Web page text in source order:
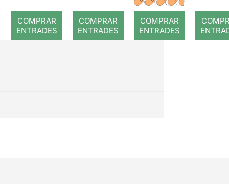
COMPRAR
ENTRADES
COMPRAR
ENTRADES
COMPRAR
ENTRADES